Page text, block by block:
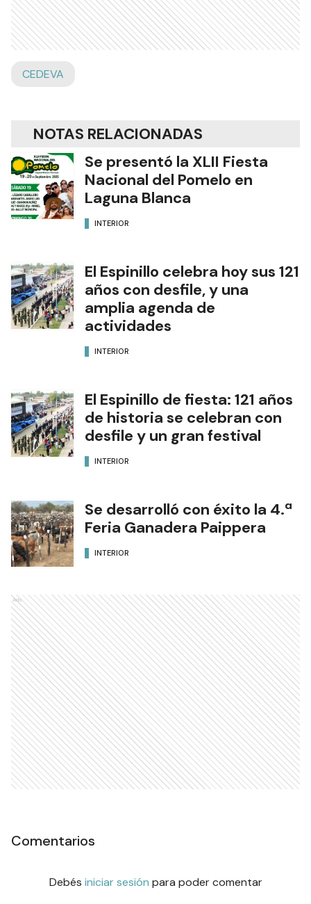
CEDEVA
NOTAS RELACIONADAS
Se presentó la XLII Fiesta
Nacional del Pomelo en
Laguna Blanca
INTERIOR
El Espinillo celebra hoy sus 121
años con desfile, y una
amplia agenda de
actividades
INTERIOR
El Espinillo de fiesta: 121 años
de historia se celebran con
desfile y un gran festival
INTERIOR
Se desarrolló con éxito la 4.ª
Feria Ganadera Paippera
INTERIOR
Ads
Comentarios
Debés iniciar sesión para poder comentar